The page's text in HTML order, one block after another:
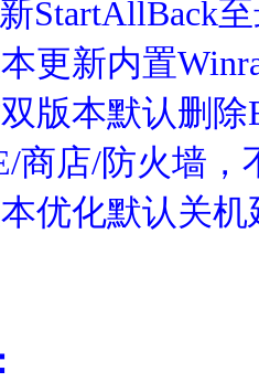
StartAllBack
更新内置
版本默认删
商店/防火墙
优化默认关